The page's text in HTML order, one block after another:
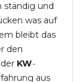
ständig und
was auf
bleibt das
den
KW-
aus